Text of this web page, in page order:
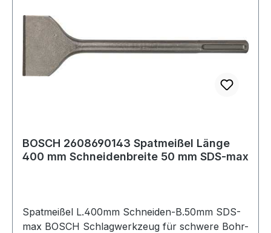
BOSCH 2608690143 Spatmeißel Länge
400 mm Schneidenbreite 50 mm SDS-max
Spatmeißel L.400mm Schneiden-B.50mm SDS-
max BOSCH Schlagwerkzeug für schwere Bohr-